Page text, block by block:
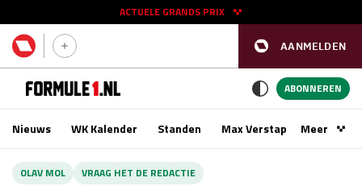
AANMELDEN
ACTUELE GRANDS PRIX
11 - 13 sep
Race
ABONNEREN
Nieuws WK Kalender Standen Max VerstappenMeer
OLAV MOL VRAAG HET DE REDACTIE